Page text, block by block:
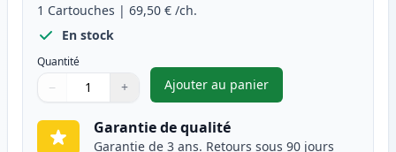
1 Cartouches | 69,50 € /ch.
En stock
Quantité
Quantité
Utilisez les boutons pour ajuster
− +
Quantité
Ajouter au panier
,Brother TN321C toner
Garantie de qualité
Garantie de 3 ans. Retours sous 90 jours